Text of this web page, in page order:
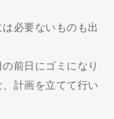
必要ないものも出
前日にゴミになり
計画を立てて行い